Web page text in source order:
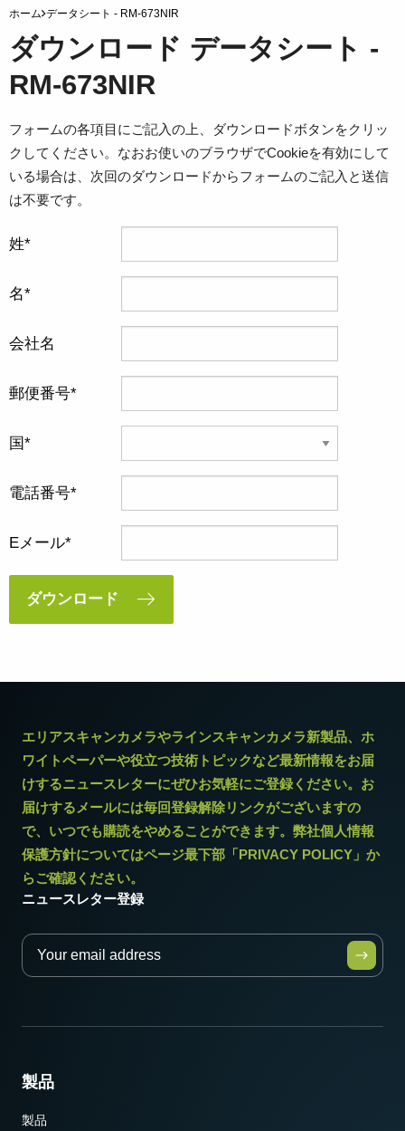
ホーム データシート - RM-673NIR
ダウンロード データシート -
RM-673NIR
フォームの各項目にご記入の上、ダウンロードボタンをクリッ
クしてください。なおお使いのブラウザでCookieを有効にして
いる場合は、次回のダウンロードからフォームのご記入と送信
は不要です。
姓
名
会社名
郵便番号
国
電話番号
Eメール
ダウンロード
エリアスキャンカメラやラインスキャンカメラ新製品、ホ
ワイトペーパーや役立つ技術トピックなど最新情報をお届
けするニュースレターにぜひお気軽にご登録ください。お
届けするメールには毎回登録解除リンクがございますの
で、いつでも購読をやめることができます。弊社個人情報
保護方針についてはページ最下部「PRIVACY POLICY」か
らご確認ください。
ニュースレター登録
製品
製品